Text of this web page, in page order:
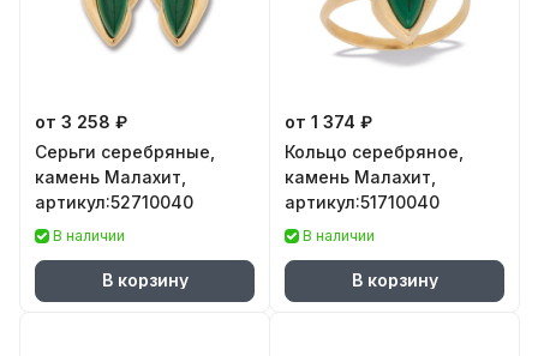
от 3 258 ₽
Серьги серебряные,
камень Малахит,
артикул:52710040
В наличии
В корзину
от 1 374 ₽
Кольцо серебряное,
камень Малахит,
артикул:51710040
В наличии
В корзину